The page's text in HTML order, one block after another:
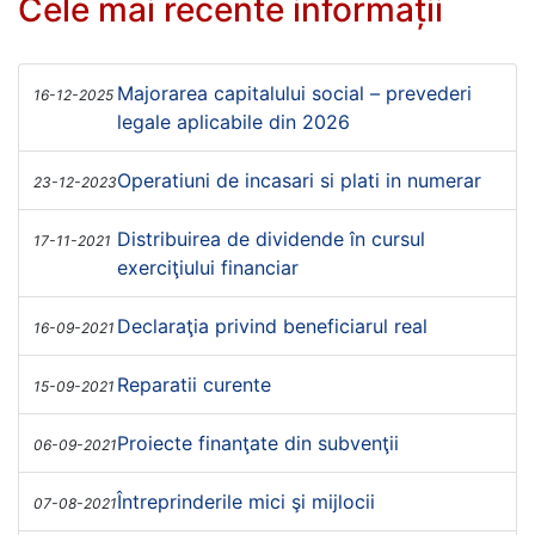
Cele mai recente informații
16-12-2025 Majorarea capitalului social – prevederi
legale aplicabile din 2026
23-12-2023Operatiuni de incasari si plati in numerar
17-11-2021 Distribuirea de dividende în cursul
exerciţiului financiar
16-09-2021 Declaraţia privind beneficiarul real
15-09-2021 Reparatii curente
06-09-2021Proiecte finanţate din subvenţii
07-08-2021Întreprinderile mici şi mijlocii